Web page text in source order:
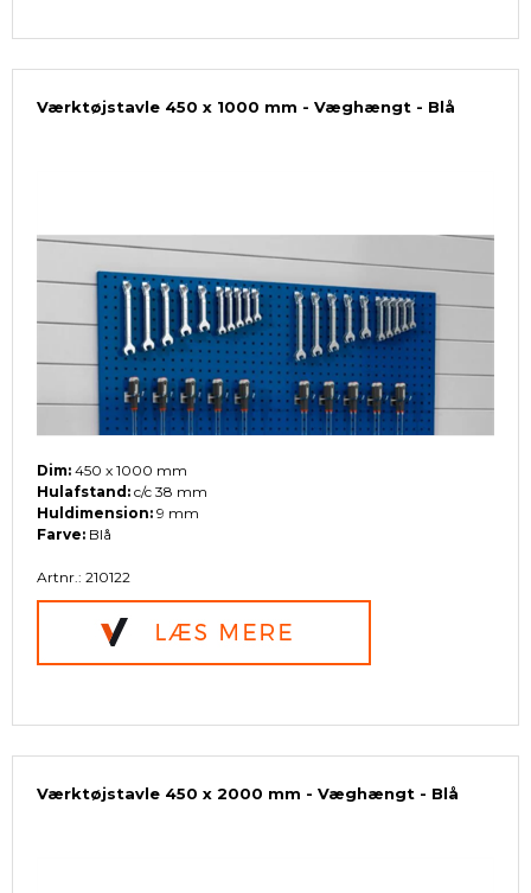
Værktøjstavle 450 x 1000 mm - Væghængt - Blå
Dim: 450 x 1000 mm
Hulafstand: c/c 38 mm
Huldimension: 9 mm
Farve: Blå
Artnr.: 210122
Værktøjstavle 450 x 2000 mm - Væghængt - Blå